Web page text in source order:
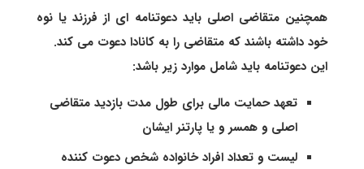
همچنین متقاضی اصلی باید دعوتنامه ای از فرزند یا نوه
خود داشته باشند که متقاضی را به کانادا دعوت می کند.
این دعوتنامه باید شامل موارد زیر باشد:
تعهد حمایت مالی برای طول مدت بازدید متقاضی
اصلی و همسر و یا پارتنر ایشان
لیست و تعداد افراد خانواده شخص دعوت کننده